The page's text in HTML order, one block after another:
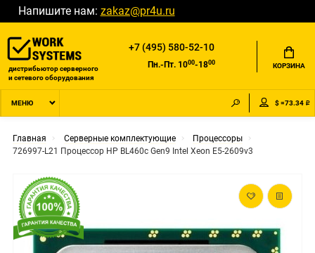
Напишите нам: zakaz@pr4u.ru
дистрибьютор серверного
и сетевого оборудования
+7 (495) 580-52-10
Пн.-Пт. 1000-1800 КОРЗИНА
МЕНЮ $ =73.34 ₽
Главная Серверные комплектующие
Процессоры
726997-L21 Процессор HP BL460c Gen9 Intel Xeon E5-2609v3